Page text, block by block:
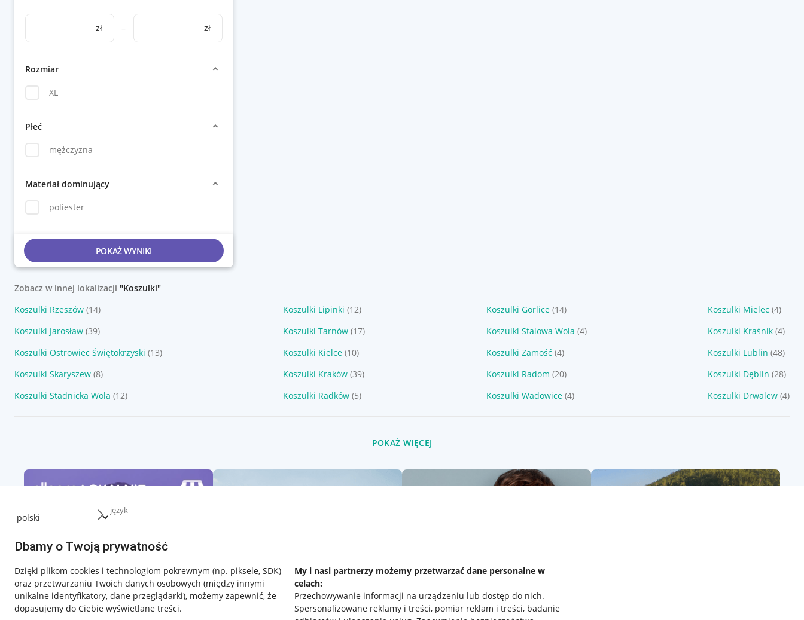
język
Dbamy o Twoją prywatność
Dzięki plikom cookies i technologiom pokrewnym (np. piksele, SDK)
oraz przetwarzaniu Twoich danych osobowych (między innymi
unikalne identyfikatory, dane przeglądarki), możemy zapewnić, że
dopasujemy do Ciebie wyświetlane treści.
My i nasi partnerzy możemy przetwarzać dane personalne w
celach:
Przechowywanie informacji na urządzeniu lub dostęp do nich.
Spersonalizowane reklamy i treści, pomiar reklam i treści, badanie
zł – zł
Rozmiar
XL
Płeć
mężczyzna
Materiał dominujący
poliester
POKAŻ WYNIKI
Zobacz w innej lokalizacji "Koszulki"
Koszulki Rzeszów (14) Koszulki Lipinki (12) Koszulki Gorlice (14) Koszulki Mielec (4)
Koszulki Jarosław (39) Koszulki Tarnów (17) Koszulki Stalowa Wola (4) Koszulki Kraśnik (4)
Koszulki Ostrowiec Świętokrzyski (13) Koszulki Kielce (10) Koszulki Zamość (4) Koszulki Lublin (48)
Koszulki Skaryszew (8) Koszulki Kraków (39) Koszulki Radom (20) Koszulki Dęblin (28)
Koszulki Stadnicka Wola (12) Koszulki Radków (5) Koszulki Wadowice (4) Koszulki Drwalew (4)
POKAŻ WIĘCEJ